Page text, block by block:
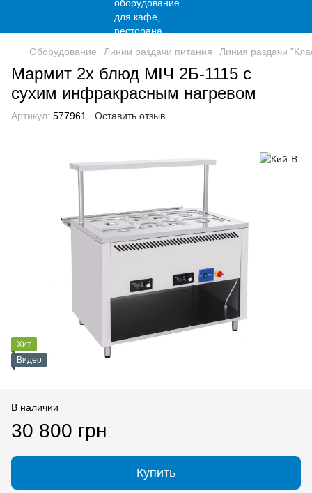
Оборудование Линии раздачи питания Линия раздачи
Мармит 2х блюд МІЧ 2Б-1115 с
сухим инфракрасным нагревом
Артикул: 577961 Оставить отзыв
Хит
Видео
В наличии
30 800 грн
Купить